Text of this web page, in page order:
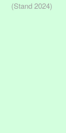
(Stand 2024)